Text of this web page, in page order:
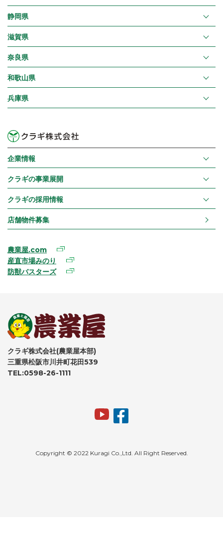
静岡県
滋賀県
奈良県
和歌山県
兵庫県
企業情報
クラギの事業展開
クラギの採用情報
店舗物件募集
農業屋.com
産直市場みのり
防獣バスターズ
クラギ株式会社(農業屋本部)
三重県松阪市川井町花田539
TEL:0598-26-1111
Copyright © 2022 Kuragi Co.,Ltd. All Right Reserved.